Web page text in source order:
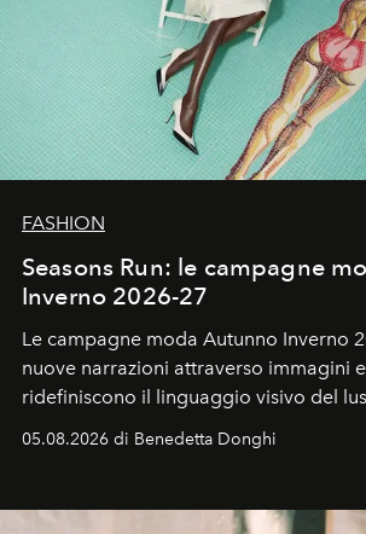
FASHION
Seasons Run: le campagne
Inverno 2026-27
Le campagne moda Autunno Inverno
nuove narrazioni attraverso immagini
ridefiniscono il linguaggio visivo del
protagonisti del cinema, volti della
contemporanea e storytelling d'autore,
di esprimere identità, visione e
05.08.2026 di Benedetta Donghi